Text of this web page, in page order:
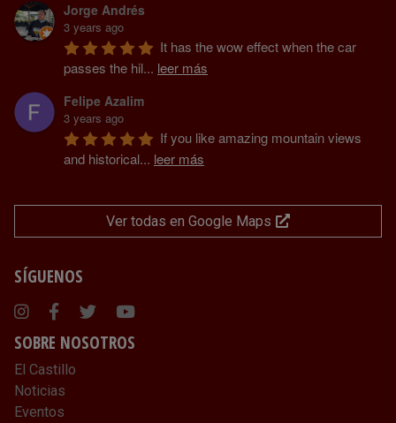
Jorge Andrés
3 years ago
It has the wow effect when the car
passes the hil... leer más
Felipe Azalim
3 years ago
If you like amazing mountain views
and historical... leer más
Ver todas en Google Maps
SÍGUENOS
Instagram
Facebook
TwitterYoutube
SOBRE NOSOTROS
El Castillo
Noticias
Eventos